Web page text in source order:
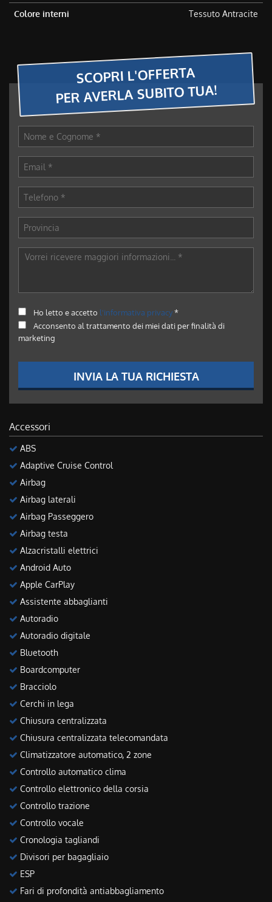
Colore interni Tessuto Antracite
SCOPRI L'OFFERTA
PER AVERLA SUBITO TUA!
Ho letto e accetto l'informativa privacy*
Acconsento al trattamento dei miei dati per finalità di
marketing
INVIA LA TUA RICHIESTA
Accessori
ABS
Adaptive Cruise Control
Airbag
Airbag laterali
Airbag Passeggero
Airbag testa
Alzacristalli elettrici
Android Auto
Apple CarPlay
Assistente abbaglianti
Autoradio
Autoradio digitale
Bluetooth
Boardcomputer
Bracciolo
Cerchi in lega
Chiusura centralizzata
Chiusura centralizzata telecomandata
Climatizzatore automatico, 2 zone
Controllo automatico clima
Controllo elettronico della corsia
Controllo trazione
Controllo vocale
Cronologia tagliandi
Divisori per bagagliaio
ESP
Fari di profondità antiabbagliamento